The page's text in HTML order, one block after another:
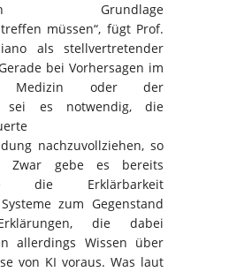
Grundlage
müssen“, fügt Prof.
als stellvertretender
bei Vorhersagen im
Medizin oder der
sei es notwendig, die
nachzuvollziehen, so
Zwar gebe es bereits
die Erklärbarkeit
zum Gegenstand
die dabei
allerdings Wissen über
von KI voraus. Was laut